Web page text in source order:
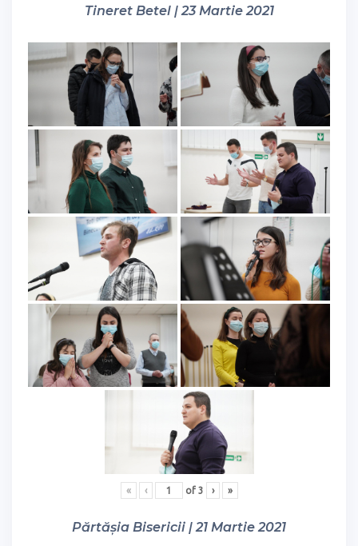
Tineret Betel | 23 Martie 2021
« ‹ of 3 › »
Părtășia Bisericii | 21 Martie 2021